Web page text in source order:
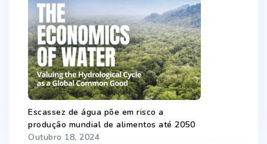
Escassez de água põe em risco a
produção mundial de alimentos até 2050
Outubro 18, 2024